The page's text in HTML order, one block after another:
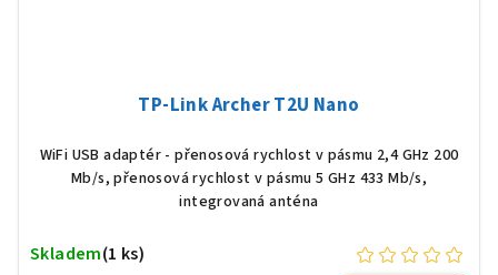
TP-Link Archer T2U Nano
WiFi USB adaptér - přenosová rychlost v pásmu 2,4 GHz 200
Mb/s, přenosová rychlost v pásmu 5 GHz 433 Mb/s,
integrovaná anténa
Skladem(1 ks)